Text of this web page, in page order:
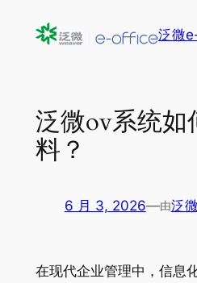
泛微
泛微ov系统如
料？
6 月 3, 2026—由泛微
在现代企业管理中，信息